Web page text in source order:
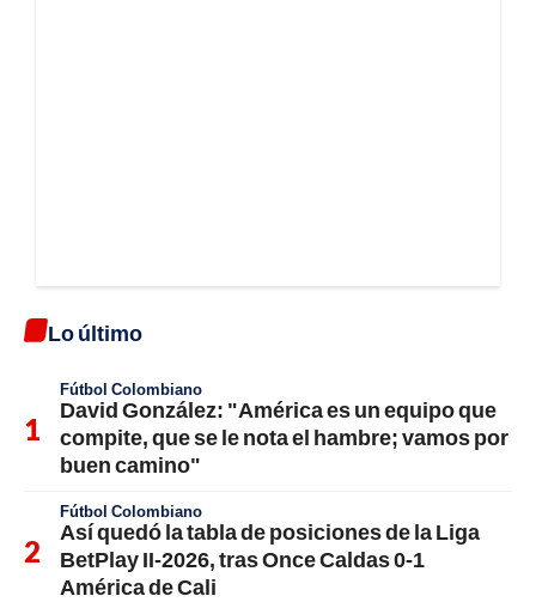
Lo último
Fútbol Colombiano
David González: "América es un equipo que
compite, que se le nota el hambre; vamos por
buen camino"
Fútbol Colombiano
Así quedó la tabla de posiciones de la Liga
BetPlay II-2026, tras Once Caldas 0-1
América de Cali